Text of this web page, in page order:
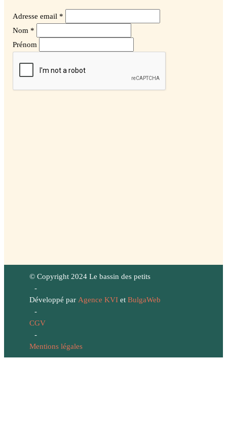
Adresse email *
Nom *
Prénom
© Copyright 2024 Le bassin des petits
-
Développé par Agence KVIet BulgaWeb
-
CGV
-
Mentions légales